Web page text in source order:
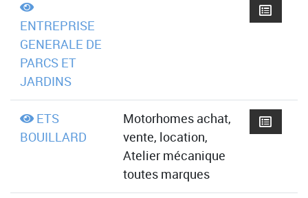
ENTREPRISE
GENERALE DE
PARCS ET
JARDINS
ETS
BOUILLARD
Motorhomes achat,
vente, location,
Atelier mécanique
toutes marques